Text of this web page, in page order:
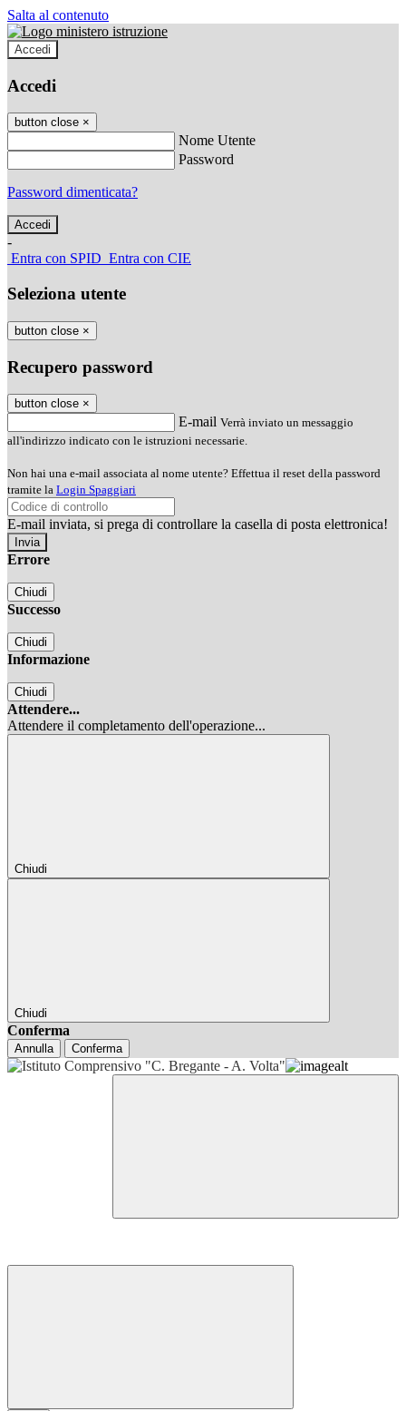
Salta al contenuto
Accedi
Accedi
button close ×
Nome Utente
Password
Password dimenticata?
-
Entra con SPID Entra con CIE
Seleziona utente
button close ×
Recupero password
button close ×
E-mail Verrà inviato un messaggio
all'indirizzo indicato con le istruzioni necessarie.
Non hai una e-mail associata al nome utente? Effettua il reset della password
tramite la Login Spaggiari
E-mail inviata, si prega di controllare la casella di posta elettronica!
Errore
Chiudi
Successo
Chiudi
Informazione
Chiudi
Attendere...
Attendere il completamento dell'operazione...
Chiudi
Chiudi
Conferma
Annulla Conferma